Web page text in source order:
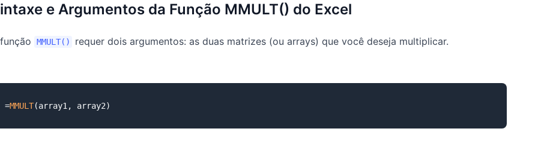
e Argumentos da Função MMULT() do Excel
MMULT() requer dois argumentos: as duas matrizes (ou arrays) que você deseja multiplicar.
=MMULT